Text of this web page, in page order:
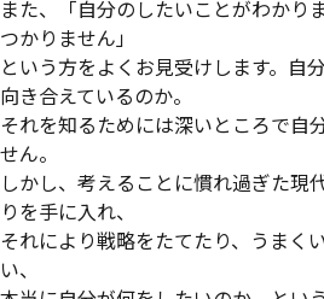
また、「自分のしたいことがわかり
つかりません」
という方をよくお見受けします。自
向き合えているのか。
それを知るためには深いところで自
せん。
しかし、考えることに慣れ過ぎた現
りを手に入れ、
それにより戦略をたてたり、うまく
い、